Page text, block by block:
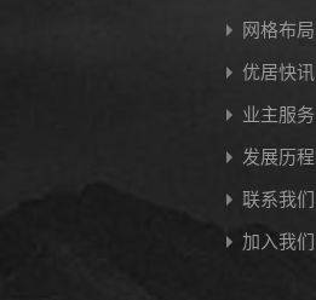
网格布局
优居快讯
业主服务
发展历程
联系我们
加入我们